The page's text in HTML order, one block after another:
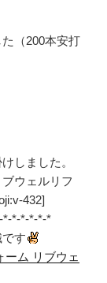
（200本安打
しました。
ウェルリフ
432]
*-*-*-*-*-*
す
ーム リブウェ